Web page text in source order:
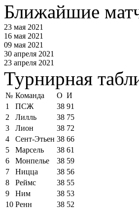
Ближайшие
23 мая 2021
16 мая 2021
09 мая 2021
30 апреля 2021
23 апреля 2021
Турнирная
№ Команда О И
1
ПСЖ 38 91
2
Лилль 38 75
3
Лион 38 72
4
Сент-Этьен 38 66
5
Марсель 38 61
6
Монпелье 38 59
7
Ницца 38 56
8
Реймс 38 55
9
Ним 38 53
10 Ренн 38 52